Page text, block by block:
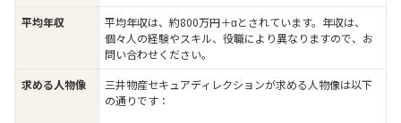
平均年収
平均年収は、約800万円＋αとされています。年収は、
個々人の経験やスキル、役職により異なりますので、お
問い合わせください。
求める人物像
三井物産セキュアディレクションが求める人物像は以下
の通りです：